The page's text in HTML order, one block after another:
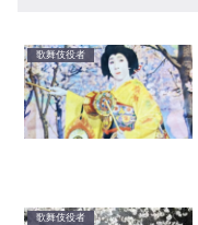
歌舞伎役者
歌舞伎役者